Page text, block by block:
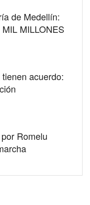
de Medellín:
MILLONES
acuerdo:
Romelu